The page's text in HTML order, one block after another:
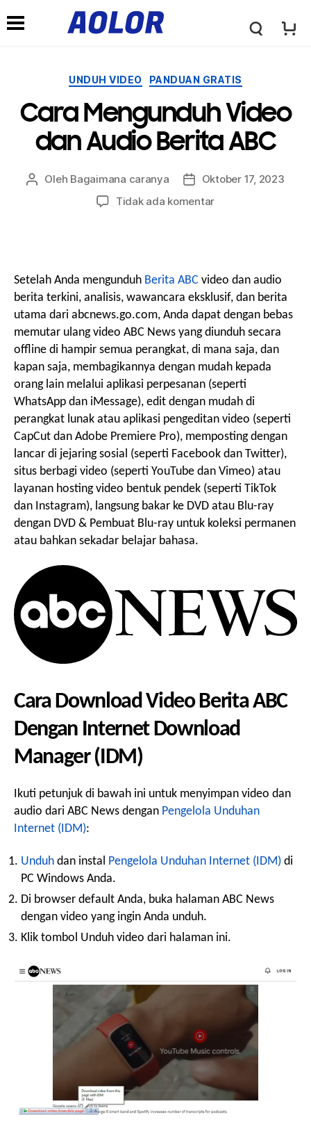
L
g
A
o
Kategori
UNDUH VIDEO PANDUAN GRATIS
Cara Mengunduh Video
dan Audio Berita ABC
Penulis
Oleh Bagaimana caranya
Tanggal
Oktober 17, 2023
Tidak ada komentarpada
Audio
Berita
ABC
Setelah Anda mengunduh Berita ABC video dan audio
berita terkini, analisis, wawancara eksklusif, dan berita
utama dari abcnews.go.com, Anda dapat dengan bebas
memutar ulang video ABC News yang diunduh secara
offline di hampir semua perangkat, di mana saja, dan
kapan saja, membagikannya dengan mudah kepada
orang lain melalui aplikasi perpesanan (seperti
WhatsApp dan iMessage), edit dengan mudah di
perangkat lunak atau aplikasi pengeditan video (seperti
CapCut dan Adobe Premiere Pro), memposting dengan
lancar di jejaring sosial (seperti Facebook dan Twitter),
situs berbagi video (seperti YouTube dan Vimeo) atau
layanan hosting video bentuk pendek (seperti TikTok
dan Instagram), langsung bakar ke DVD atau Blu-ray
dengan DVD & Pembuat Blu-ray untuk koleksi permanen
atau bahkan sekadar belajar bahasa.
Cara Download Video Berita ABC
Dengan Internet Download
Manager (IDM)
Ikuti petunjuk di bawah ini untuk menyimpan video dan
audio dari ABC News dengan Pengelola Unduhan
Internet (IDM):
Unduh dan instal Pengelola Unduhan Internet (IDM) di
PC Windows Anda.
Di browser default Anda, buka halaman ABC News
dengan video yang ingin Anda unduh.
Klik tombol Unduh video dari halaman ini.